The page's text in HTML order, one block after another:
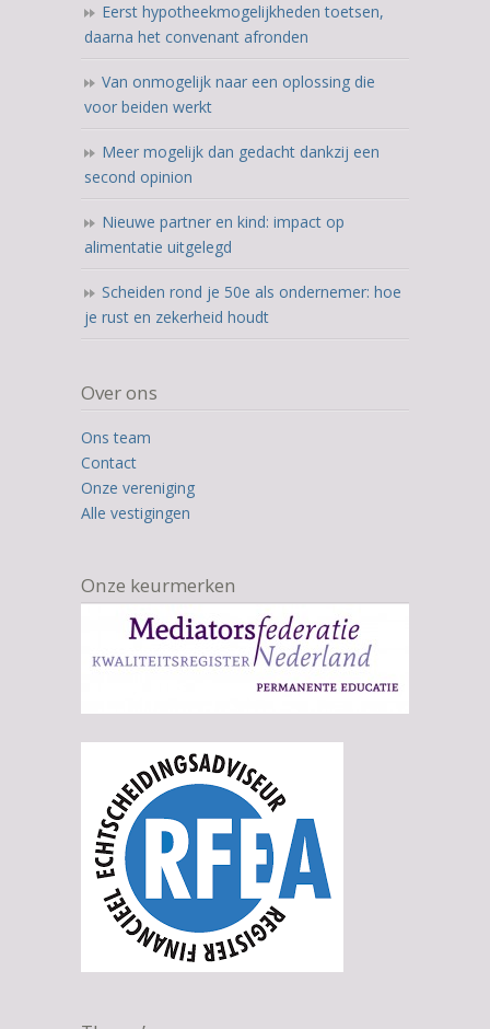
Eerst hypotheekmogelijkheden toetsen,
daarna het convenant afronden
Van onmogelijk naar een oplossing die
voor beiden werkt
Meer mogelijk dan gedacht dankzij een
second opinion
Nieuwe partner en kind: impact op
alimentatie uitgelegd
Scheiden rond je 50e als ondernemer: hoe
je rust en zekerheid houdt
Over ons
Ons team
Contact
Onze vereniging
Alle vestigingen
Onze keurmerken